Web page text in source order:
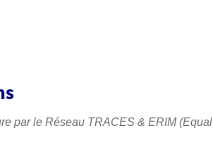
par le Réseau TRACES & ERIM (Equal